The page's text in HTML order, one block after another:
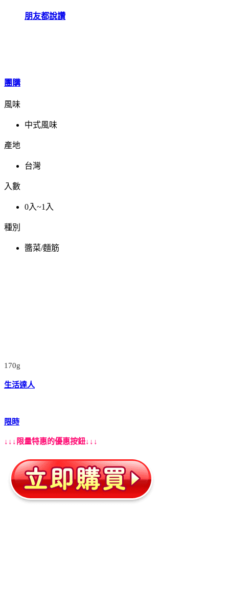
朋友都說讚
團購
風味
中式風味
產地
台灣
入數
0入~1入
種別
醬菜/麵筋
170g
生活達人
限時
↓↓↓限量特惠的優惠按鈕↓↓↓